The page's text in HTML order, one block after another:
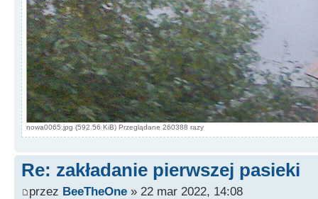
nowa0065.jpg (592.56 KiB) Przeglądane 260388 razy
Re: zakładanie pierwszej pasieki
przez BeeTheOne » 22 mar 2022, 14:08